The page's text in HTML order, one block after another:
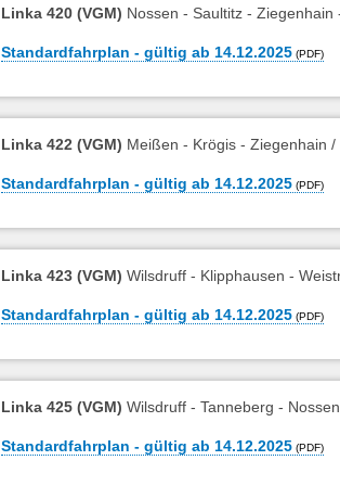
Linka 420 (VGM) Nossen - Saultitz -
Standardfahrplan - gültig ab 14.12.2025
Linka 422 (VGM) Meißen - Krögis - Ziegenhain /
Standardfahrplan - gültig ab 14.12.2025
Linka 423 (VGM)Wilsdruff - Klipphausen -
Standardfahrplan - gültig ab 14.12.2025
Linka 425 (VGM)Wilsdruff - Tanneberg - Nossen
Standardfahrplan - gültig ab 14.12.2025